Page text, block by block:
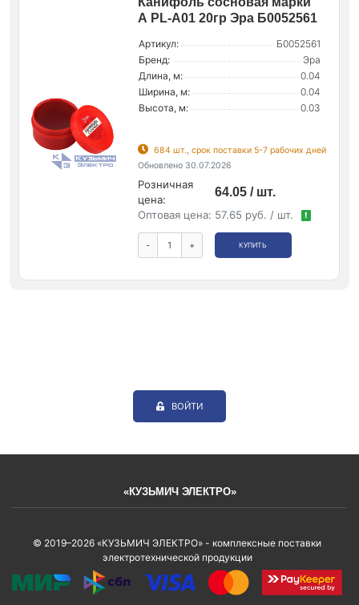
А PL-A01 20гр Эра Б0052561
Артикул:
Б0052561
Бренд:
Эра
Длина, м:
0.04
Ширина, м:
0.04
Высота, м:
0.03
684 шт., срок поставки 5-7 рабочих дней
Обновлено 30.07.2026
Розничная
цена:
64.05 / шт.
Оптовая цена: 57.65 руб. / шт. !
- + КУПИТЬ
ВОЙТИ
«КУЗЬМИЧ ЭЛЕКТРО»
© 2019–2026 «КУЗЬМИЧ ЭЛЕКТРО» - комплексные поставки
электротехнической продукции